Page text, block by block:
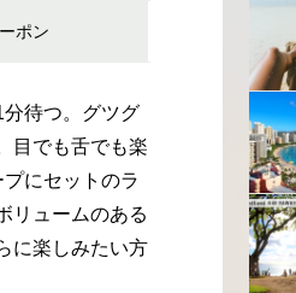
ポン
待つ。グツグ
目でも舌でも楽
にセットのラ
リュームのある
に楽しみたい方